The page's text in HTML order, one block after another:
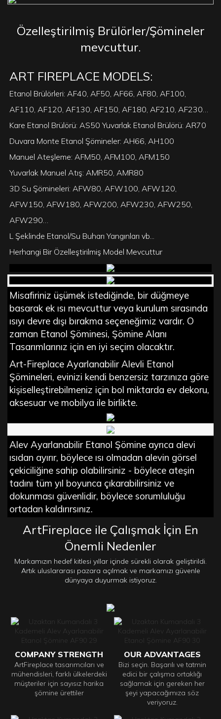
Özelleştirilmiş Brülörler/Şömineler
mevcuttur.
ART FIREPLACE MODELS:
Etanol Brülörleri: AF40, AF50, AF66, AF80, AF100,
AF110, AF120, AF130, AF150, AF180, AF210, AF230…
Kare Etanol Brülörü: AS50 Yuvarlak Etanol Brülörü: AR70
Duvara Monte Etanol Şömineler: AH66, AH100
Manuel Ateşleme: AFM50, AFM100, AFM150
Yuvarlak Manuel Atış: AMR50, AMR80
3D Su Şömineleri: AFW80, AFW100, AFW120,
AFW150, AFW180, AFW200, AFW230, AFW250,
AFW290…
L Şeklinde Etanol/Su Buharı Yangınları vb...
Herhangi Bir Özelleştirilmiş Model Mevcuttur
Misafiriniz üşümek istediğinde, bir düğmeye
basarak ek ısı mevcuttur veya kurulum sırasında
ısıyı devre dışı bırakma seçeneğimiz vardır. O
zaman Etanol Şöminesi, Şömine Alanı
Tasarımlarınız için en iyi seçim olacaktır.
Art-Fireplace Ayarlanabilir Alevli Etanol
Şömineleri, evinizi kendi benzersiz tarzınıza göre
kişiselleştirebilmeniz için bol miktarda ev dekoru,
aksesuar ve mobilya ile birlikte.
Alev Ayarlanabilir Etanol Şömine ayrıca alevi
ısıdan ayırır, böylece ısı olmadan alevin görsel
çekiciliğine sahip olabilirsiniz - böylece ateşin
tadını tüm yıl boyunca çıkarabilirsiniz ve
dokunması güvenlidir, böylece sorumluluğu
ortadan kaldırırsınız.
ArtFireplace ile Çalışmak İçin En
Önemli Nedenler
Markamızın hedef kitlesi yıllar içinde sürekli olarak geliştirildi.
Artık uluslararası pazara açılmak ve markamızı güvenle
dünyaya duyurmak istiyoruz.
COMPANY STRENGTH
ArtFireplace tasarımcıları ve
mühendisleri, farklı ülkelerdeki
müşteriler için sayısız harika
şömine ürettiler
OUR ADVANTAGES
Bizi seçin. Başarılı ve tatmin
edici bir çalışma ortaklığı
sağlamak için gereken her
şeyi yapacağımıza söz
veriyoruz.